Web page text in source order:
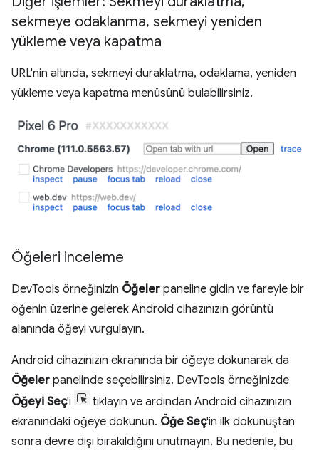
sekmeye odaklanma, sekmeyi yeniden
yükleme veya kapatma
URL'nin altında, sekmeyi duraklatma, odaklama, yeniden
yükleme veya kapatma menüsünü bulabilirsiniz.
Öğeleri inceleme
DevTools örneğinizin Öğeler paneline gidin ve fareyle bir
öğenin üzerine gelerek Android cihazınızın görüntü
alanında öğeyi vurgulayın.
Android cihazınızın ekranında bir öğeye dokunarak da
Öğeler panelinde seçebilirsiniz. DevTools örneğinizde
Öğeyi Seç'i
tıklayın ve ardından Android cihazınızın
ekranındaki öğeye dokunun. Öğe Seç'in ilk dokunuştan
sonra devre dışı bırakıldığını unutmayın. Bu nedenle, bu